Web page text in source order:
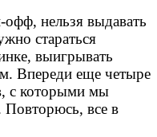
нельзя выдавать
стараться
выигрывать
Впереди еще четыре
с которыми мы
Повторюсь, все в